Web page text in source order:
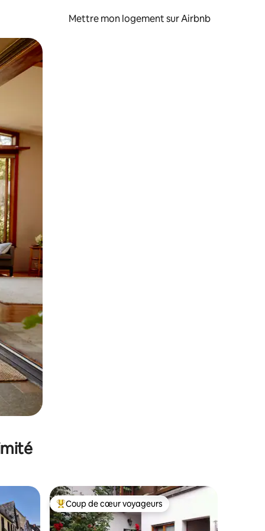
Mettre mon logement sur Airbnb
glisser.
Coups de cœur voyageurs les plus appréciés
Coup de cœur voyageurs